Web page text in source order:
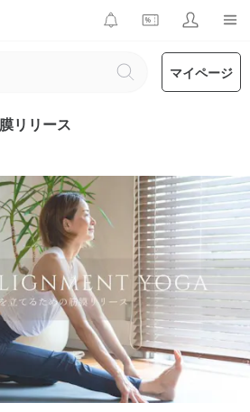
マイページ
リリース